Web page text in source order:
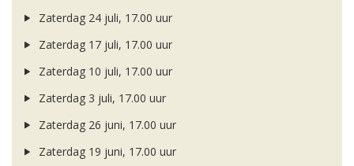
Zaterdag 24 juli, 17.00 uur
Zaterdag 17 juli, 17.00 uur
Zaterdag 10 juli, 17.00 uur
Zaterdag 3 juli, 17.00 uur
Zaterdag 26 juni, 17.00 uur
Zaterdag 19 juni, 17.00 uur